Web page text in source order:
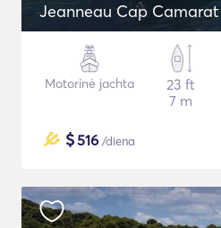
Jeanneau Cap Camarat
Motorinė jachta
23 ft
7 m
$516 /diena